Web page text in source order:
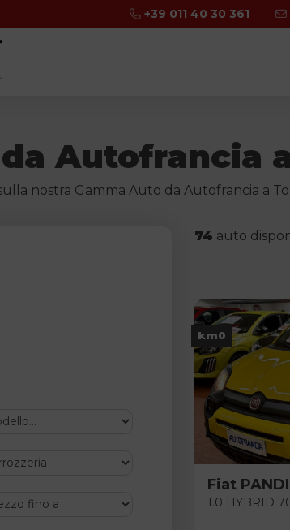
+39 011 40 30 361
Autofrancia
nostra Gamma Auto da Autofrancia a
74 auto
Fiat
1.0 HYBRID
km0
di veicolo
fino a